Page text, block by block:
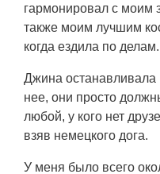
гармонировал с моим
также моим лучшим
когда ездила по делам.
Джина останавливала
нее, они просто
любой, у кого нет
взяв немецкого дога.
У меня было всего